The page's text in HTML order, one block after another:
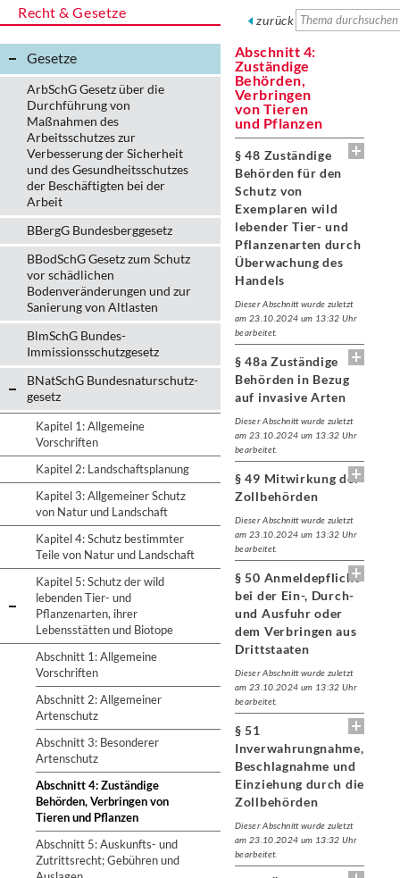
Recht & Gesetze
Gesetze
ArbSchG Gesetz über die
Durchführung von
Maßnahmen des
Arbeitsschutzes zur
Verbesserung der Sicherheit
und des Gesundheitsschutzes
der Beschäftigten bei der
Arbeit
BBergG Bundesberggesetz
BBodSchG Gesetz zum Schutz
vor schädlichen
Bodenveränderungen und zur
Sanierung von Altlasten
BlmSchG Bundes-
Immissionsschutz­gesetz
BNatSchG Bundesnaturschutz-
gesetz
Kapitel 1: Allgemeine
Vorschriften
Kapitel 2: Landschaftsplanung
Kapitel 3: Allgemeiner Schutz
von Natur und Landschaft
Kapitel 4: Schutz bestimmter
Teile von Natur und Landschaft
Kapitel 5: Schutz der wild
lebenden Tier- und
Pflanzenarten, ihrer
Lebensstätten und Biotope
Abschnitt 1: Allgemeine
Vorschriften
Abschnitt 2: Allgemeiner
Artenschutz
Abschnitt 3: Besonderer
Artenschutz
Abschnitt 4: Zuständige
Behörden, Verbringen von
Tieren und Pflanzen
Abschnitt 5: Auskunfts- und
Zutrittsrecht; Gebühren und
zurück
Abschnitt 4:
Zuständige
Behörden,
Verbringen
von Tieren
und Pflanzen
§ 48 Zuständige
Behörden für den
Schutz von
Exemplaren wild
lebender Tier- und
Pflanzenarten durch
Überwachung des
Handels
Dieser Abschnitt wurde zuletzt
am 23.10.2024 um 13:32 Uhr
bearbeitet.
§ 48a Zuständige
Behörden in Bezug
auf invasive Arten
Dieser Abschnitt wurde zuletzt
am 23.10.2024 um 13:32 Uhr
bearbeitet.
§ 49 Mitwirkung der
Zollbehörden
Dieser Abschnitt wurde zuletzt
am 23.10.2024 um 13:32 Uhr
bearbeitet.
§ 50 Anmeldepflicht
bei der Ein-, Durch-
und Ausfuhr oder
dem Verbringen aus
Drittstaaten
Dieser Abschnitt wurde zuletzt
am 23.10.2024 um 13:32 Uhr
bearbeitet.
§ 51
Inverwahrungnahme,
Beschlagnahme und
Einziehung durch die
Zollbehörden
Dieser Abschnitt wurde zuletzt
am 23.10.2024 um 13:32 Uhr
bearbeitet.